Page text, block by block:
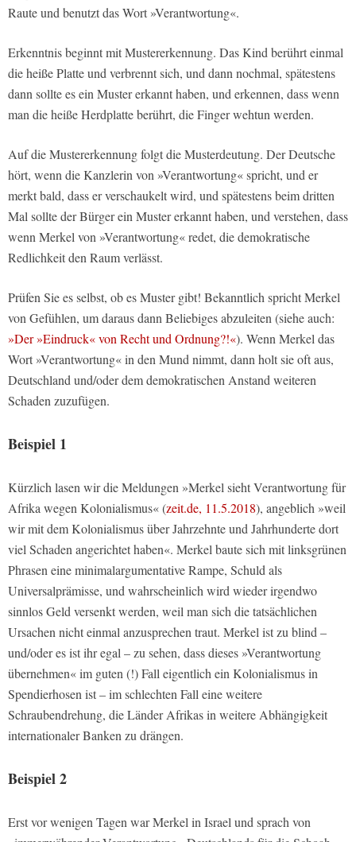
Raute und benutzt das Wort »Verantwortung«.
Erkenntnis beginnt mit Mustererkennung. Das Kind berührt einmal
die heiße Platte und verbrennt sich, und dann nochmal, spätestens
dann sollte es ein Muster erkannt haben, und erkennen, dass wenn
man die heiße Herdplatte berührt, die Finger wehtun werden.
Auf die Mustererkennung folgt die Musterdeutung. Der Deutsche
hört, wenn die Kanzlerin von »Verantwortung« spricht, und er
merkt bald, dass er verschaukelt wird, und spätestens beim dritten
Mal sollte der Bürger ein Muster erkannt haben, und verstehen, dass
wenn Merkel von »Verantwortung« redet, die demokratische
Redlichkeit den Raum verlässt.
Prüfen Sie es selbst, ob es Muster gibt! Bekanntlich spricht Merkel
von Gefühlen, um daraus dann Beliebiges abzuleiten (siehe auch:
»Der »Eindruck« von Recht und Ordnung?!«). Wenn Merkel das
Wort »Verantwortung« in den Mund nimmt, dann holt sie oft aus,
Deutschland und/oder dem demokratischen Anstand weiteren
Schaden zuzufügen.
Beispiel 1
Kürzlich lasen wir die Meldungen »Merkel sieht Verantwortung für
Afrika wegen Kolonialismus« (zeit.de, 11.5.2018), angeblich »weil
wir mit dem Kolonialismus über Jahrzehnte und Jahrhunderte dort
viel Schaden angerichtet haben«. Merkel baute sich mit linksgrünen
Phrasen eine minimalargumentative Rampe, Schuld als
Universalprämisse, und wahrscheinlich wird wieder irgendwo
sinnlos Geld versenkt werden, weil man sich die tatsächlichen
Ursachen nicht einmal anzusprechen traut. Merkel ist zu blind –
und/oder es ist ihr egal – zu sehen, dass dieses »Verantwortung
übernehmen« im guten (!) Fall eigentlich ein Kolonialismus in
Spendierhosen ist – im schlechten Fall eine weitere
Schraubendrehung, die Länder Afrikas in weitere Abhängigkeit
internationaler Banken zu drängen.
Beispiel 2
Erst vor wenigen Tagen war Merkel in Israel und sprach von